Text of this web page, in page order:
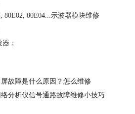
80E02, 80E04...示波器模块维修
；
故障是什么原因？怎么维修
分析仪信号通路故障维修小技巧